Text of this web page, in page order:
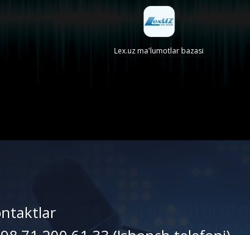
Lex.uz ma'lumotlar bazasi